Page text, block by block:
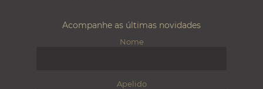
Acompanhe as últimas novidades
Nome
Apelido